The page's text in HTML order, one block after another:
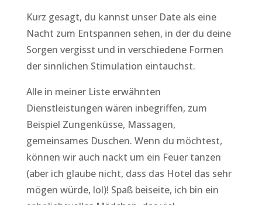
Kurz gesagt, du kannst unser Date als eine
Nacht zum Entspannen sehen, in der du deine
Sorgen vergisst und in verschiedene Formen
der sinnlichen Stimulation eintauchst.
Alle in meiner Liste erwähnten
Dienstleistungen wären inbegriffen, zum
Beispiel Zungenküsse, Massagen,
gemeinsames Duschen. Wenn du möchtest,
können wir auch nackt um ein Feuer tanzen
(aber ich glaube nicht, dass das Hotel das sehr
mögen würde, lol)! Spaß beiseite, ich bin ein